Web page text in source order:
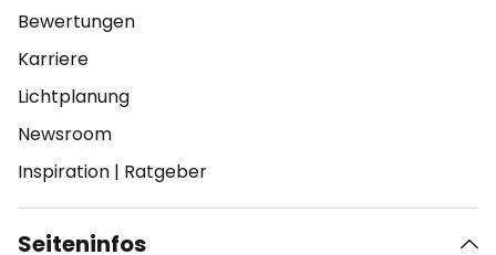
Bewertungen
Karriere
Lichtplanung
Newsroom
Inspiration | Ratgeber
Seiteninfos